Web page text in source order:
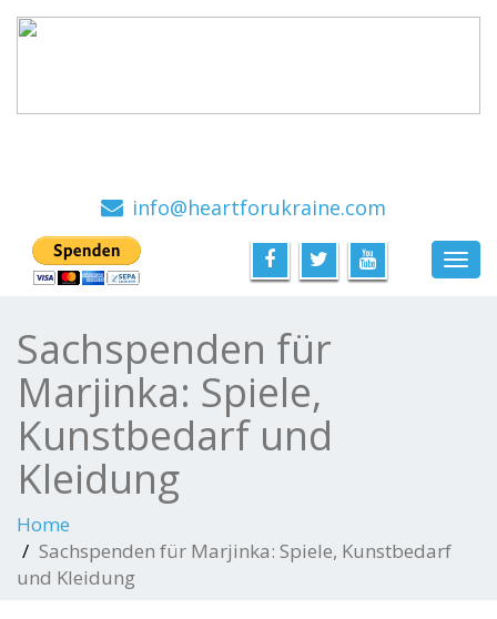
info@heartforukraine.com
Sachspenden für
Marjinka: Spiele,
Kunstbedarf und
Kleidung
Home
Sachspenden für Marjinka: Spiele, Kunstbedarf
und Kleidung